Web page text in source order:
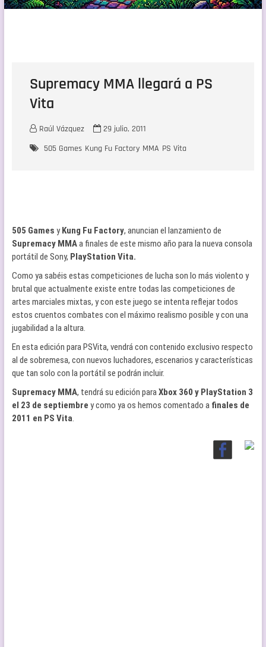
Supremacy MMA llegará a PS
Vita
Raúl Vázquez
29 julio, 2011
505 Games Kung Fu Factory MMA PS Vita
505 Games yKung Fu Factory, anuncian el lanzamiento de
Supremacy MMAa finales de este mismo año para la nueva consola
portátil de Sony, PlayStation Vita.
Como ya sabéis estas competiciones de lucha son lo más violento y
brutal que actualmente existe entre todas las competiciones de
artes marciales mixtas, y con este juego se intenta reflejar todos
estos cruentos combates con el máximo realismo posible y con una
jugabilidad a la altura.
En esta edición para PSVita, vendrá con contenido exclusivo respecto
al de sobremesa, con nuevos luchadores, escenarios y características
que tan solo con la portátil se podrán incluir.
Supremacy MMA, tendrá su edición paraXbox 360 y PlayStation 3
el 23 de septiembre y como ya os hemos comentado a finales de
2011 en PS Vita.